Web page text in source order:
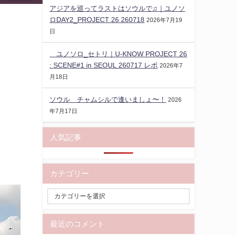
アジアを巡ってラストはソウルで♫｜ユノソ
ロDAY2_PROJECT 26 260718 2026年7月19
日
ユノソロ_セトリ｜U-KNOW PROJECT 26
: SCENE#1 in SEOUL 260717 レポ 2026年7
月18日
ソウル チャムシルで逢いましょ〜！
2026
年7月17日
人気記事
カテゴリー
最近のコメント